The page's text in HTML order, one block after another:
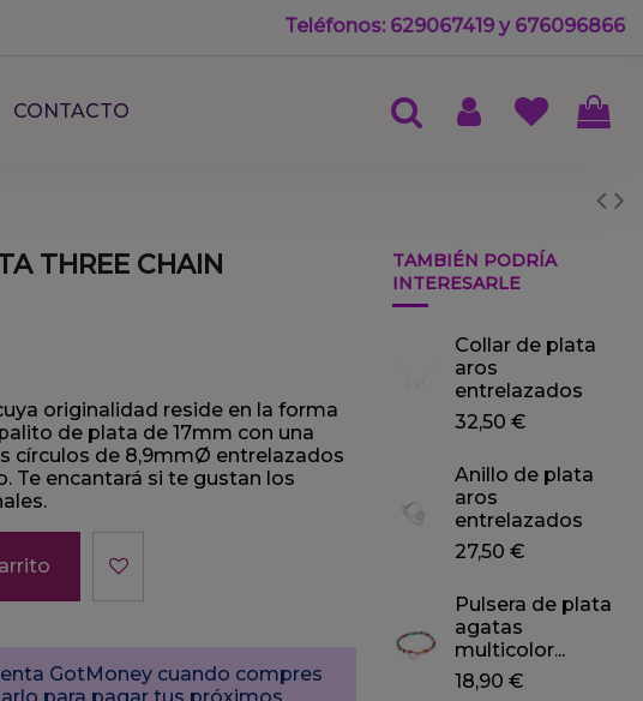
Teléfonos: 629067419 y 676096866
CONTACTO
THREE CHAIN
originalidad reside en la forma
de plata de 17mm con una
círculos de 8,9mmØ entrelazados
Te encantará si te gustan los
GotMoney cuando compres
para pagar tus próximos
TAMBIÉN PODRÍA
INTERESARLE
Collar de plata
aros
entrelazados
32,50 €
Anillo de plata
aros
entrelazados
27,50 €
Pulsera de plata
agatas
multicolor...
18,90 €